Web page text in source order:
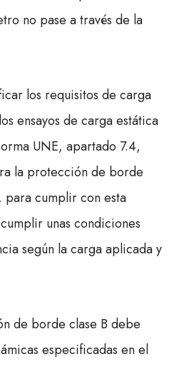
no pase a través de la
los requisitos de carga
ensayos de carga estática
UNE, apartado 7.4,
la protección de borde
para cumplir con esta
unas condiciones
según la carga aplicada y
de borde clase B debe
especificadas en el